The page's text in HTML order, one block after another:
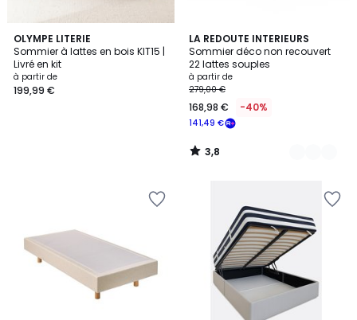
OLYMPE LITERIE
Sommier à lattes en bois KIT15 |
Livré en kit
à partir de
199,99 €
LA REDOUTE INTERIEURS
Sommier déco non recouvert
22 lattes souples
à partir de
141,49 €
279,00 €
168,98 € -40%
3,8
/ 5
2
Couleurs
3,8
/